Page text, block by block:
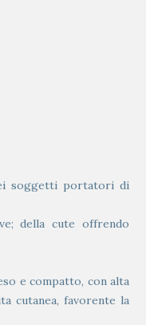
soggetti portatori di
della cute offrendo
e compatto, con alta
cutanea, favorente la